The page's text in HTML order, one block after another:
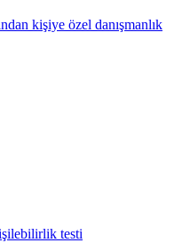
kişiye özel danışmanlık
testi